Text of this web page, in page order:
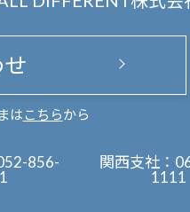
は こちらから
856-
関西支社：
1111